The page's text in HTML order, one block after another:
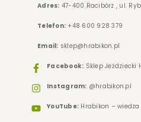
Adres: 47-400 Racibórz , ul.
Telefon: +48 600 928 379
Email: sklep@hrabikon.pl
Facebook: Sklep Jeździecki
Instagram: @hrabikon.pl
YouTube: Hrabikon –